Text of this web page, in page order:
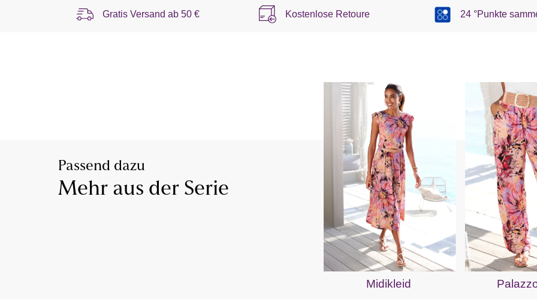
Gratis Versand ab 50 € Kostenlose Retoure 24 °Punkte
Passend dazu
Mehr aus der Serie
Midikleid